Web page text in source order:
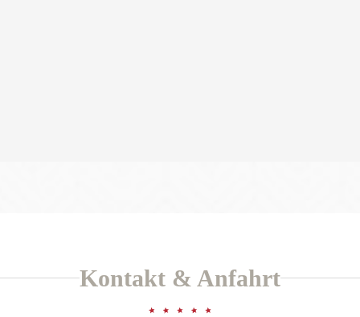
Kontakt & Anfahrt